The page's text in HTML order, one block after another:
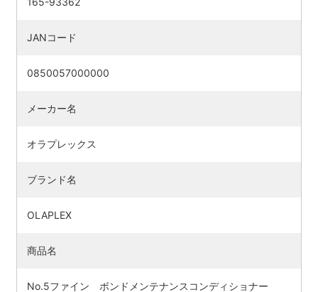
JANコード
0850057000000
メーカー名
オラプレックス
ブランド名
OLAPLEX
商品名
No.5ファイン ボンドメンテナンスコンディショナー